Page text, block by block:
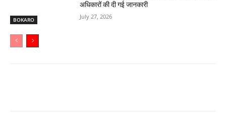
BOKARO
अधिकारों की दी गई जानकारी
July 27, 2026